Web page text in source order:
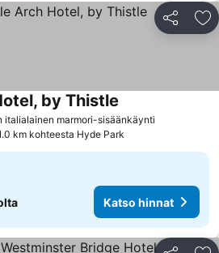
Jaa
italialainen marmori-sisäänkäynti
by Thistle
km kohteesta Hyde Park
Katso hinnat